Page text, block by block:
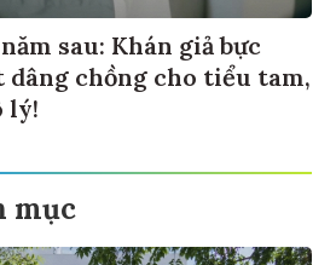
sau: Khán giả bực
chồng cho tiểu tam,
lý!
mục